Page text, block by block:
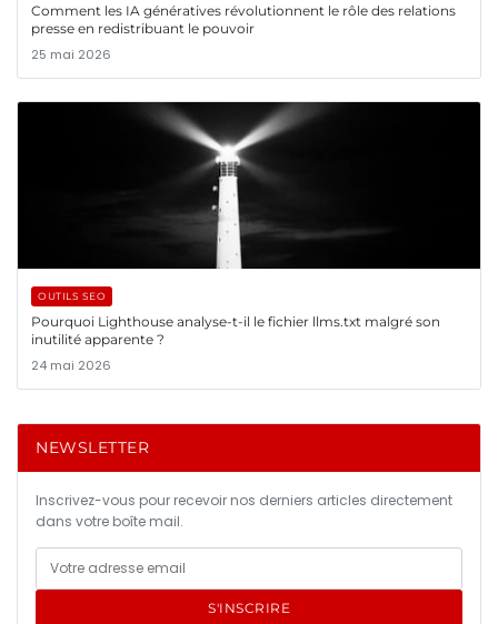
Comment les IA génératives révolutionnent le rôle des relations
presse en redistribuant le pouvoir
25 mai 2026
OUTILS SEO
Pourquoi Lighthouse analyse-t-il le fichier llms.txt malgré son
inutilité apparente ?
24 mai 2026
NEWSLETTER
Inscrivez-vous pour recevoir nos derniers articles directement
dans votre boîte mail.
S'INSCRIRE